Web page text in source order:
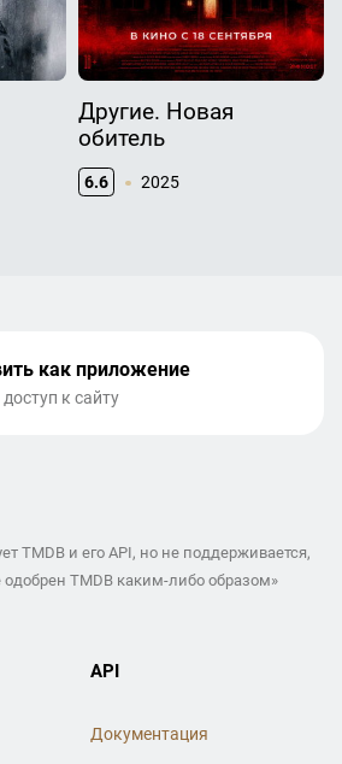
Другие. Новая
обитель
6.6 2025
как приложение
к сайту
TMDB и его API, но не поддерживается,
TMDB каким-либо образом»
API
Документация